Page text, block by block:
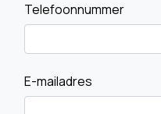
Telefoonnummer
E-mailadres